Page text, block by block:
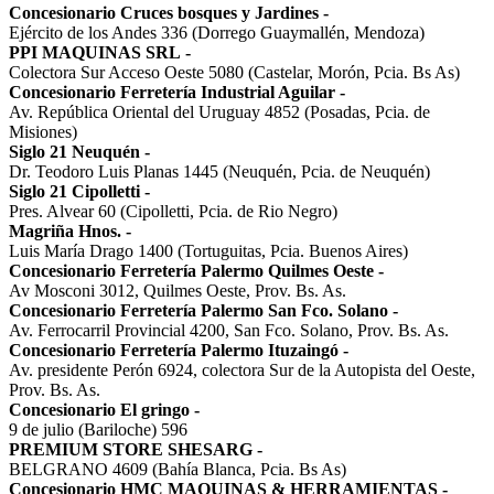
Concesionario Cruces bosques y Jardines -
Ejército de los Andes 336 (Dorrego Guaymallén, Mendoza)
PPI MAQUINAS SRL -
Colectora Sur Acceso Oeste 5080 (Castelar, Morón, Pcia. Bs As)
Concesionario Ferretería Industrial Aguilar -
Av. República Oriental del Uruguay 4852 (Posadas, Pcia. de
Misiones)
Siglo 21 Neuquén -
Dr. Teodoro Luis Planas 1445 (Neuquén, Pcia. de Neuquén)
Siglo 21 Cipolletti -
Pres. Alvear 60 (Cipolletti, Pcia. de Rio Negro)
Magriña Hnos. -
Luis María Drago 1400 (Tortuguitas, Pcia. Buenos Aires)
Concesionario Ferretería Palermo Quilmes Oeste -
Av Mosconi 3012, Quilmes Oeste, Prov. Bs. As.
Concesionario Ferretería Palermo San Fco. Solano -
Av. Ferrocarril Provincial 4200, San Fco. Solano, Prov. Bs. As.
Concesionario Ferretería Palermo Ituzaingó -
Av. presidente Perón 6924, colectora Sur de la Autopista del Oeste,
Prov. Bs. As.
Concesionario El gringo -
9 de julio (Bariloche) 596
PREMIUM STORE SHESARG -
BELGRANO 4609 (Bahía Blanca, Pcia. Bs As)
Concesionario HMC MAQUINAS & HERRAMIENTAS -